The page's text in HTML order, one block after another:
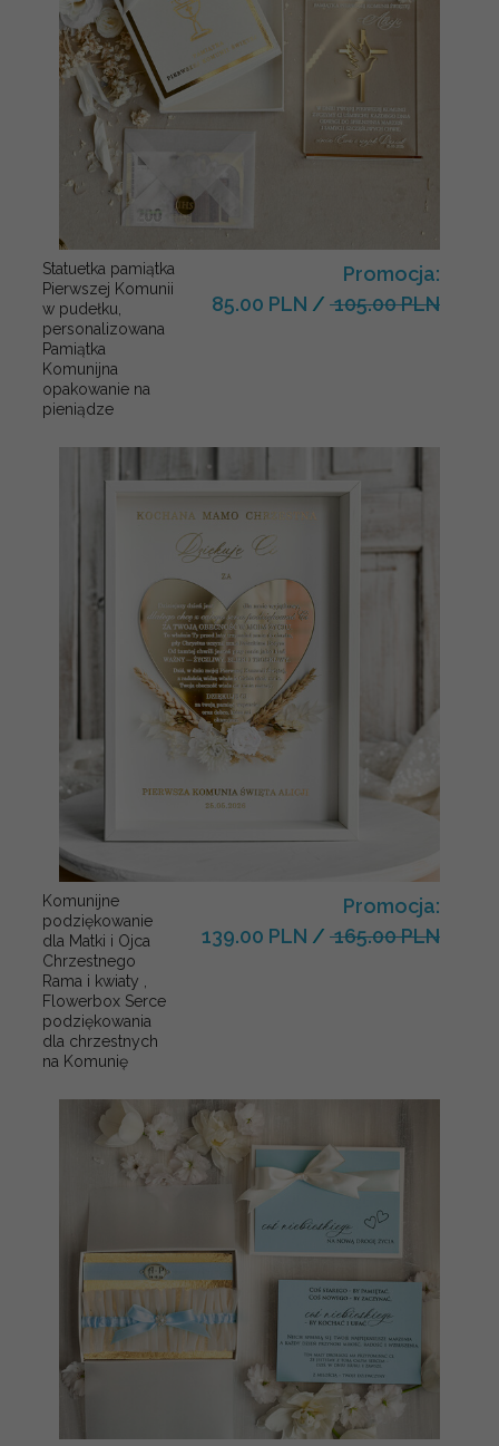
Statuetka pamiątka
Pierwszej Komunii
w pudełku,
personalizowana
Pamiątka
Komunijna
opakowanie na
pieniądze
Promocja:
85.00 PLN / 105.00 PLN
Komunijne
podziękowanie
dla Matki i Ojca
Chrzestnego
Rama i kwiaty ,
Flowerbox Serce
podziękowania
dla chrzestnych
na Komunię
Promocja:
139.00 PLN / 165.00 PLN